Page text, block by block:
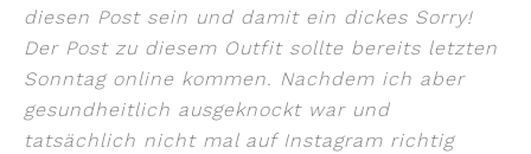
diesen Post sein und damit ein dickes Sorry!
Der Post zu diesem Outfit sollte bereits letzten
Sonntag online kommen. Nachdem ich aber
gesundheitlich ausgeknockt war und
tatsächlich nicht mal auf Instagram richtig